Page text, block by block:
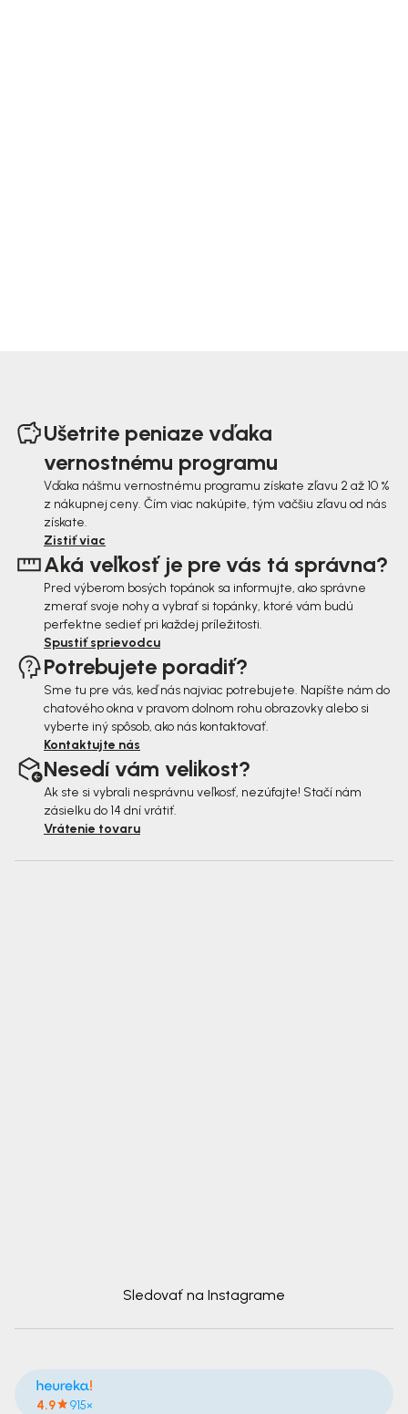
Ušetrite peniaze vďaka
vernostnému programu
Vďaka nášmu vernostnému programu získate zľavu 2 až 10 %
z nákupnej ceny. Čím viac nakúpite, tým väčšiu zľavu od nás
získate.
Zistiť viac
Aká veľkosť je pre vás tá správna?
Pred výberom bosých topánok sa informujte, ako správne
zmerať svoje nohy a vybrať si topánky, ktoré vám budú
perfektne sedieť pri každej príležitosti.
Spustiť sprievodcu
Potrebujete poradiť?
Sme tu pre vás, keď nás najviac potrebujete. Napíšte nám do
chatového okna v pravom dolnom rohu obrazovky alebo si
vyberte iný spôsob, ako nás kontaktovať.
Kontaktujte nás
Nesedí vám velikost?
Ak ste si vybrali nesprávnu veľkosť, nezúfajte! Stačí nám
zásielku do 14 dní vrátiť.
Vrátenie tovaru
Sledovať na Instagrame
4.9 915×